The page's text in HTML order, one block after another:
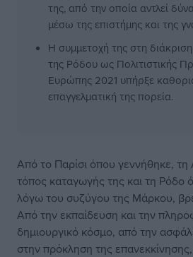
της, από την οποία αντλεί
μέσω της επιστήμης και της
Η συμμετοχή της στη
της Ρόδου ως Πολιτιστικής
Ευρώπης 2021 υπήρξε
επαγγελματική της πορεία.
Από το Παρίσι όπου γεννήθηκε, τη
τόπος καταγωγής της και τη Ρόδο
λόγω του συζύγου της Μάρκου,
Από την εκπαίδευση και την
δημιουργικό κόσμο, από την
στην πρόκληση της